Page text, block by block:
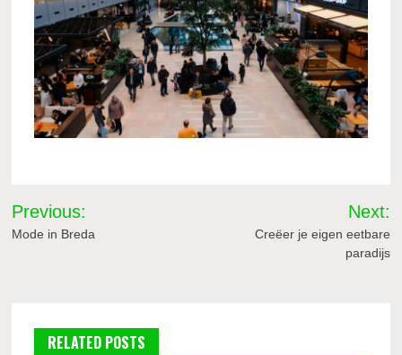
Bericht
navigatie
Previous:
Mode in Breda
Next:
Creëer je eigen eetbare
paradijs
RELATED POSTS